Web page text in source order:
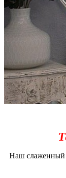
Наш слаженный